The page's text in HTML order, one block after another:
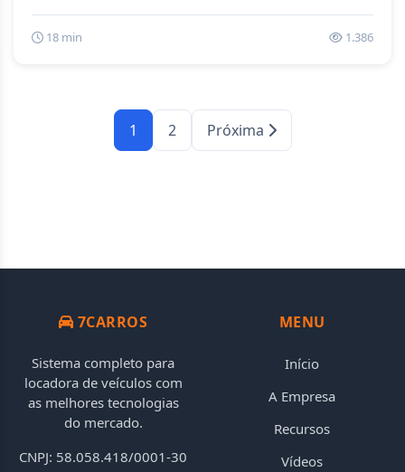
18 min 1.386
1 2 Próxima
7CARROS
Sistema completo para
locadora de veículos com
as melhores tecnologias
do mercado.
CNPJ: 58.058.418/0001-30
MENU
Início
A Empresa
Recursos
Vídeos